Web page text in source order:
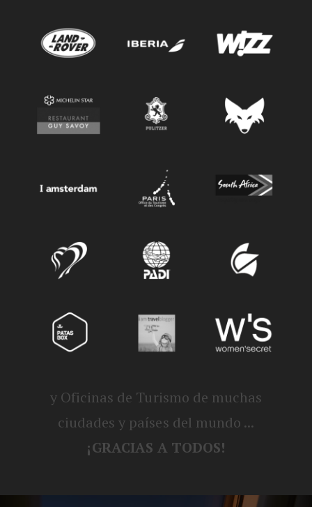
y Oficinas de Turismo de muchas
ciudades y países del mundo ...
¡GRACIAS A TODOS!